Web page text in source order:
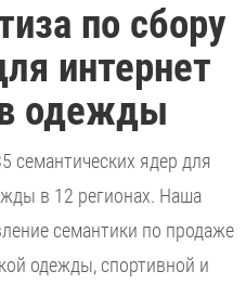
по сбору
интернет
одежды
семантических ядер для
в 12 регионах. Наша
семантики по продаже
одежды, спортивной и